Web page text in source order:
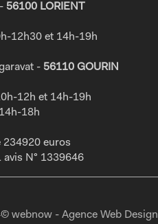
56100 LORIENT
12h30 et 14h-19h
- 56110 GOURIN
12h et 14h-19h
18h
234920 euros
avis N° 1339646
webnow - Agence Web Design